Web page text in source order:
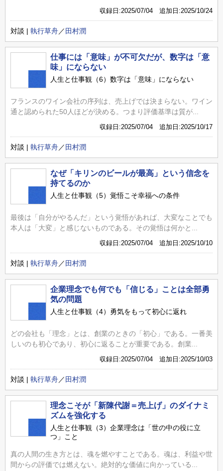
収録日:2025/07/04 追加日:2025/10/24
対談 | 執行草舟／ 田村潤
仕事には「意味」が不可欠だが、数字は「意
味」にならない
人生と仕事観（6）数字は「意味」にならない
フランスのワイン会社の序列は、売上げでは決まらない。ワイン
通と認められた50人ほどが決める。つまり評価基準は質が...
収録日:2025/07/04 追加日:2025/10/17
対談 | 執行草舟／ 田村潤
なぜ「キリンのビールが最高」という信念を
持てるのか
人生と仕事観（5）覚悟こそ幸福への条件
最後は「自分がやるんだ」という覚悟があれば、大変なことでも
本人は「大変」と感じないものである。その覚悟は何かと...
収録日:2025/07/04 追加日:2025/10/10
対談 | 執行草舟／ 田村潤
企業理念でも何でも「信じる」ことは全部勇
気の問題
人生と仕事観（4）勇気をもって初心に返れ
どの会社も「理念」とは、創業のときの「初心」である。一番美
しいのも初心であり、初心に返ることが重要である。創業...
収録日:2025/07/04 追加日:2025/10/03
対談 | 執行草舟／ 田村潤
理念こそが「新陳代謝＝売上げ」のダイナミ
ズムを強化する
人生と仕事観（3）企業理念は「世の中の役に立
つ」こと
真の人間の生き方とは、魂を燃やすことである。魂は、利益や世
間からの評価では燃えない。絶対的な価値に向かっている...